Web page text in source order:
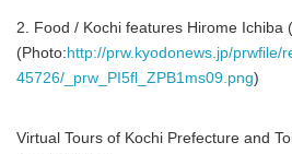
2. Food / Kochi features Hirome Ichiba
(Photo: http://prw.kyodonews.jp/prwfile/
45726/_prw_PI5fl_ZPB1ms09.png)
Virtual Tours of Kochi Prefecture and